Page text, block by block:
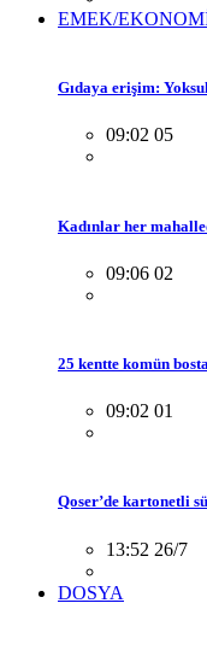
EMEK/
Gıdaya erişim:
09:02 05
Kadınlar her
09:06 02
25 kentte komün
09:02 01
Qoser’de kartonetli
13:52 26/7
DOSYA